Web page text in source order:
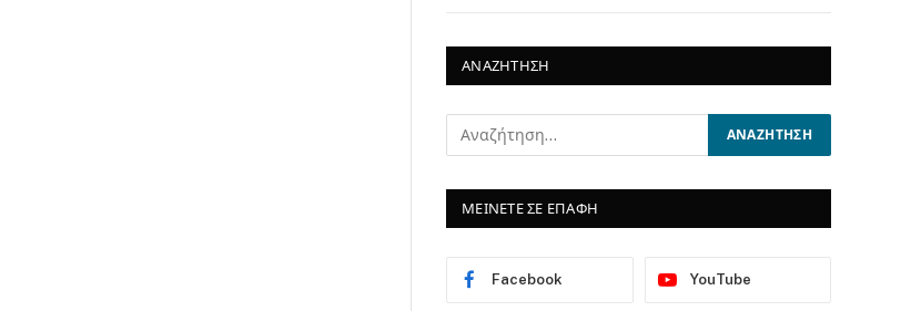
ΑΝΑΖΗΤΗΣΗ
ΜΕΙΝΕΤΕ ΣΕ ΕΠΑΦΗ
Facebook YouTube